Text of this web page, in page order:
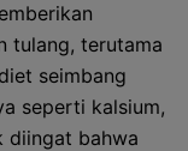
tulang, terutama
seimbang
seperti kalsium,
diingat bahwa